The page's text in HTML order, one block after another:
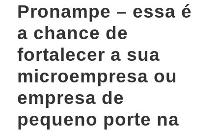
Pronampe – essa é
a chance de
fortalecer a sua
microempresa ou
empresa de
pequeno porte na